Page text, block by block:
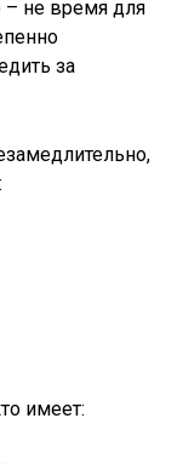
– не время для
за
имеет: